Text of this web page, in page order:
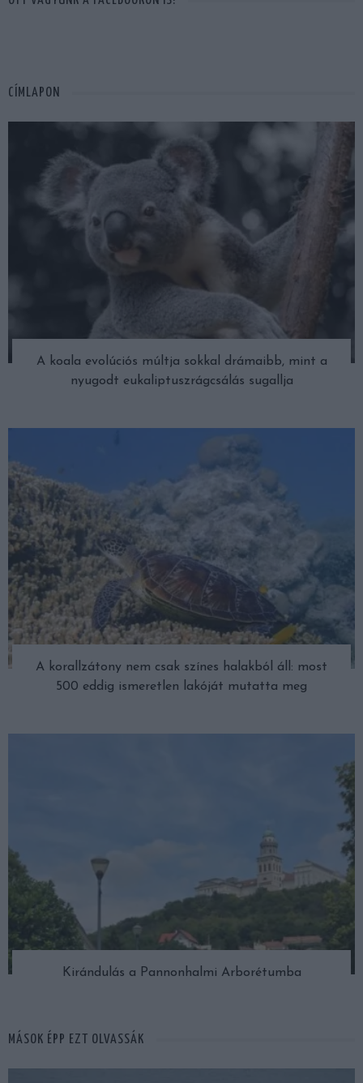
CÍMLAPON
A koala evolúciós múltja sokkal drámaibb, mint a
nyugodt eukaliptuszrágcsálás sugallja
A korallzátony nem csak színes halakból áll: most
500 eddig ismeretlen lakóját mutatta meg
Kirándulás a Pannonhalmi Arborétumba
MÁSOK ÉPP EZT OLVASSÁK